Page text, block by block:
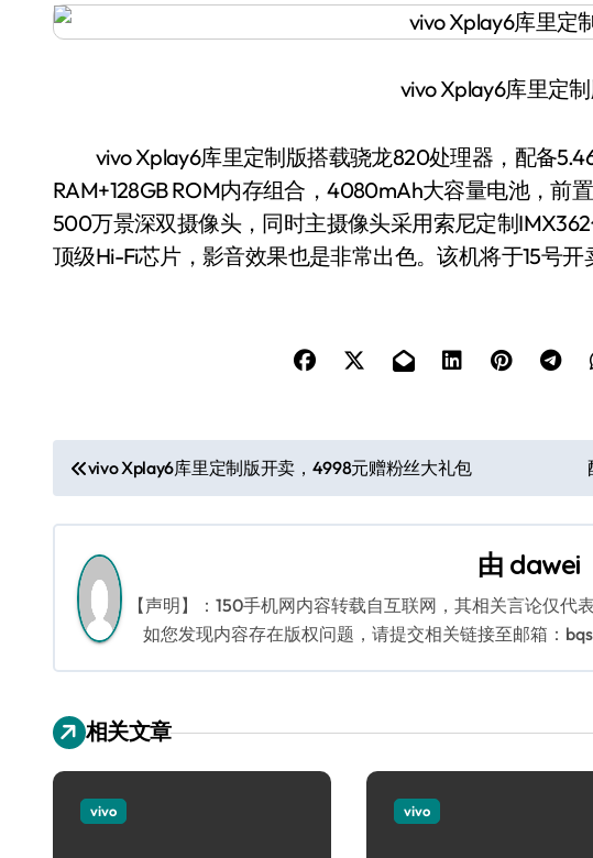
vivo Xplay6库里定
vivo Xplay6库里定制版搭载骁龙820处理器，配备
RAM+128GB ROM内存组合，4080mAh大容量电池，前
500万景深双摄像头，同时主摄像头采用索尼定制
顶级Hi-Fi芯片，影音效果也是非常出色。该机将于15号开
文
章
导
航
vivo Xplay6库里定制版开卖，4998元赠粉丝大礼包
由 dawei
【声明】：150手机网内容转载自互联网，其相关言论仅代
如您发现内容存在版权问题，请提交相关链接至邮箱：
相关文章
vivo vivo